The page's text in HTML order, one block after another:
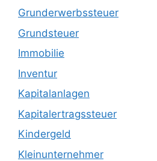
Grunderwerbssteuer
Grundsteuer
Immobilie
Inventur
Kapitalanlagen
Kapitalertragssteuer
Kindergeld
Kleinunternehmer